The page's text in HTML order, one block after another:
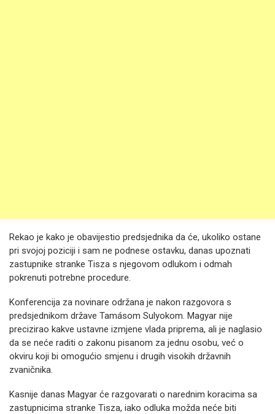
Rekao je kako je obavijestio predsjednika da će, ukoliko ostane
pri svojoj poziciji i sam ne podnese ostavku, danas upoznati
zastupnike stranke Tisza s njegovom odlukom i odmah
pokrenuti potrebne procedure.
Konferencija za novinare održana je nakon razgovora s
predsjednikom države Tamásom Sulyokom. Magyar nije
precizirao kakve ustavne izmjene vlada priprema, ali je naglasio
da se neće raditi o zakonu pisanom za jednu osobu, već o
okviru koji bi omogućio smjenu i drugih visokih državnih
zvaničnika.
Kasnije danas Magyar će razgovarati o narednim koracima sa
zastupnicima stranke Tisza, iako odluka možda neće biti